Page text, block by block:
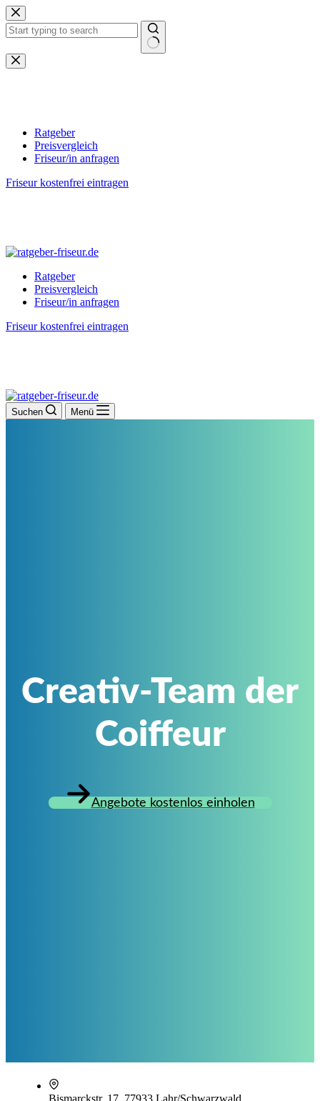
Zum
Inhalt
springen
Keine
Ergebnisse
Ratgeber
Preisvergleich
Friseur/in anfragen
Friseur kostenfrei eintragen
Ratgeber
Preisvergleich
Friseur/in anfragen
Friseur kostenfrei eintragen
Suchen Menü
Creativ-Team der
Coiffeur
Angebote kostenlos einholen
Bismarckstr. 17, 77933 Lahr/Schwarzwald